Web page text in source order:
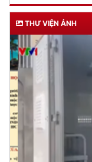
THƯ VIỆN ẢNH